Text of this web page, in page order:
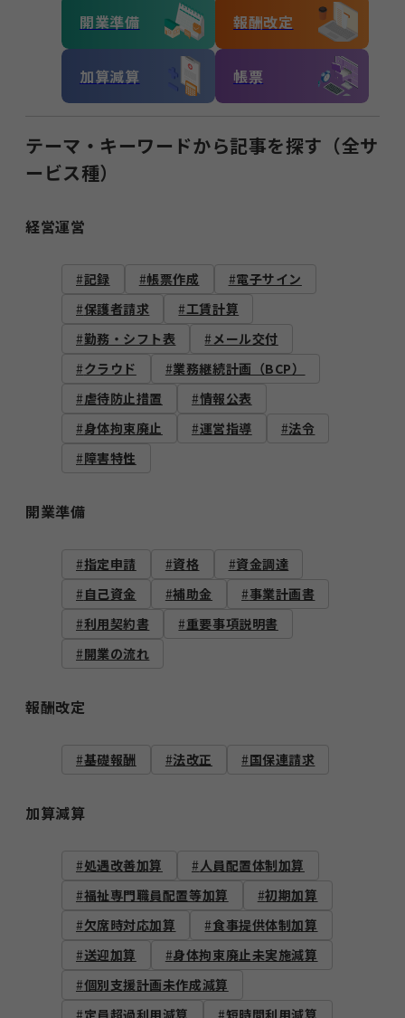
開業準備 報酬改定
加算減算 帳票
テーマ・キーワードから記事を探す（全サ
ービス種）
経営運営
記録 帳票作成
電子サイン
保護者請求
工賃計算
勤務・シフト表
メール交付
クラウド
業務継続計画（BCP）
虐待防止措置
情報公表
身体拘束廃止
運営指導
法令
障害特性
開業準備
指定申請 資格
資金調達
自己資金
補助金
事業計画書
利用契約書
重要事項説明書
開業の流れ
報酬改定
基礎報酬 法改正 国保連請求
加算減算
処遇改善加算
人員配置体制加算
福祉専門職員配置等加算
初期加算
欠席時対応加算
食事提供体制加算
送迎加算
身体拘束廃止未実施減算
個別支援計画未作成減算